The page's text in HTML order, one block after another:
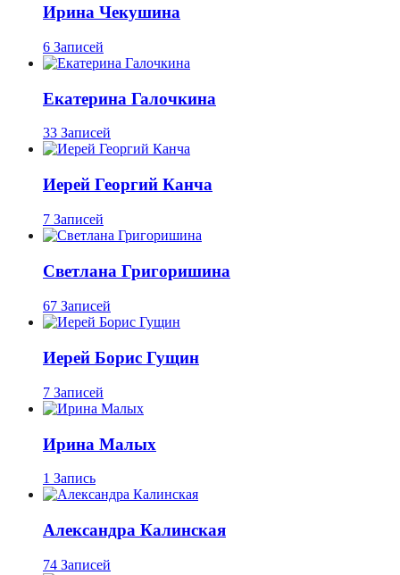
Ирина Чекушина
6 Записей
Екатерина Галочкина
33 Записей
Иерей Георгий Канча
7 Записей
Светлана Григоришина
67 Записей
Иерей Борис Гущин
7 Записей
Ирина Малых
1 Запись
Александра Калинская
74 Записей